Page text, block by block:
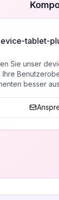
tablet-
Sie unser
Ihre
besser